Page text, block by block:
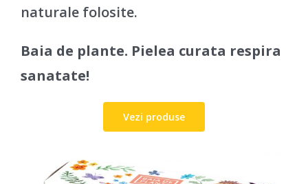
naturale folosite.
Baia de plante. Pielea curata respira
sanatate!
Vezi produse